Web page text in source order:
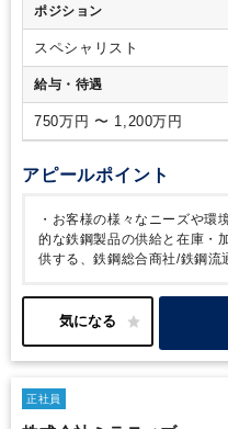
ポジション
スペシャリスト
給与・待遇
750万円 〜 1,200万円
アピールポイント
・お客様の様々なニーズや環
的な鉄鋼製品の供給と在庫・
供する、鉄鋼総合商社/鉄鋼流
幅広く網羅したネットワー
クを活用し、金属マーケット
長です。・新卒・キャリア採
う社内のレイアウトも工夫さ
正社員